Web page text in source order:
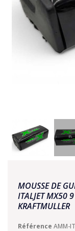
MOUSSE DE
ITALJET MX50
KRAFTMULLER
Référence AMM-